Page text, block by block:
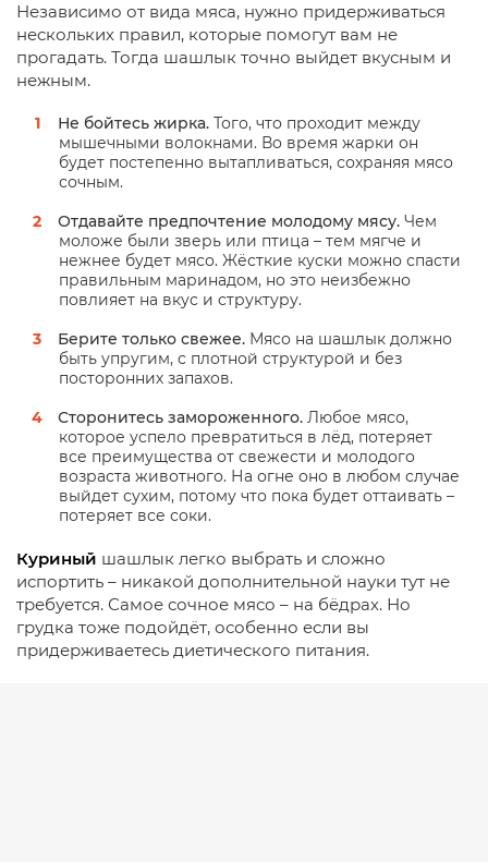
Независимо от вида мяса, нужно придерживаться
нескольких правил, которые помогут вам не
прогадать. Тогда шашлык точно выйдет вкусным и
нежным.
Не бойтесь жирка.Того, что проходит между
мышечными волокнами. Во время жарки он
будет постепенно вытапливаться, сохраняя мясо
сочным.
Отдавайте предпочтение молодому мясу.Чем
моложе были зверь или птица – тем мягче и
нежнее будет мясо. Жёсткие куски можно спасти
правильным маринадом, но это неизбежно
повлияет на вкус и структуру.
Берите только свежее.Мясо на шашлык должно
быть упругим, с плотной структурой и без
посторонних запахов.
Сторонитесь замороженного.Любое мясо,
которое успело превратиться в лёд, потеряет
все преимущества от свежести и молодого
возраста животного. На огне оно в любом случае
выйдет сухим, потому что пока будет оттаивать –
потеряет все соки.
Куриный шашлык легко выбрать и сложно
испортить – никакой дополнительной науки тут не
требуется. Самое сочное мясо – на бёдрах. Но
грудка тоже подойдёт, особенно если вы
придерживаетесь диетического питания.